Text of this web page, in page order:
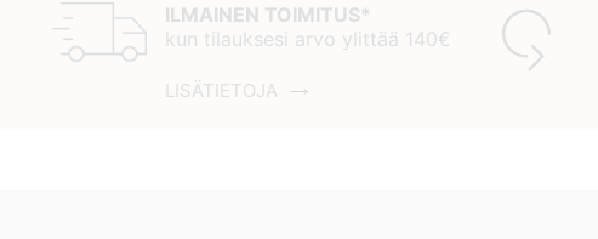
ILMAINEN TOIMITUS*
kun tilauksesi arvo ylittää 140€
LISÄTIETOJA